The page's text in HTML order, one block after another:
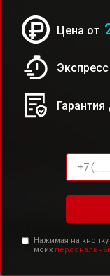
Цена от
Гарантия
Нажимая на
моих